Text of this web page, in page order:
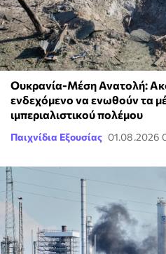
Ουκρανία-Μέση Ανατολή:
ενδεχόμενο να ενωθούν τα
ιμπεριαλιστικού πολέμου
Παιχνίδια Εξουσίας 01.08.2026